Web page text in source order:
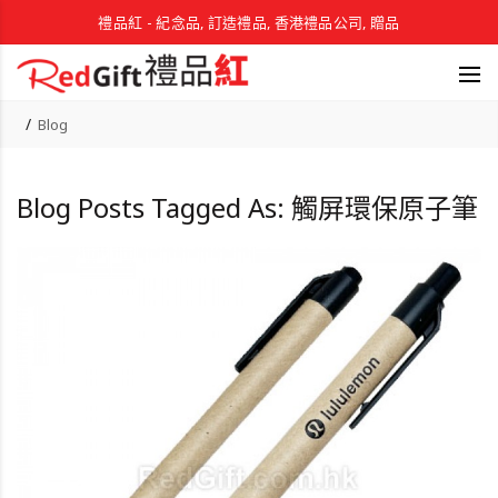
禮品紅 - 紀念品, 訂造禮品, 香港禮品公司, 贈品
Blog
Blog Posts Tagged As: 觸屏環保原子筆